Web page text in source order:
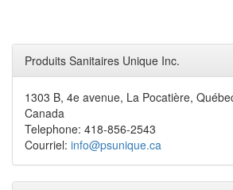
Produits Sanitaires Unique Inc.
1303 B, 4e avenue, La Pocatière,
Canada
Telephone: 418-856-2543
Courriel: info@psunique.ca